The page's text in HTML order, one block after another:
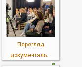
Перегляд
документаль...